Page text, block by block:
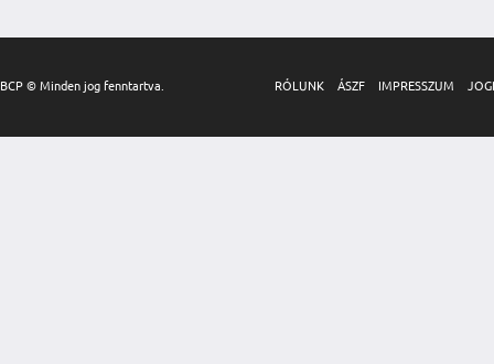
BCP © Minden jog fenntartva. RÓLUNK ÁSZF IMPRESSZUM